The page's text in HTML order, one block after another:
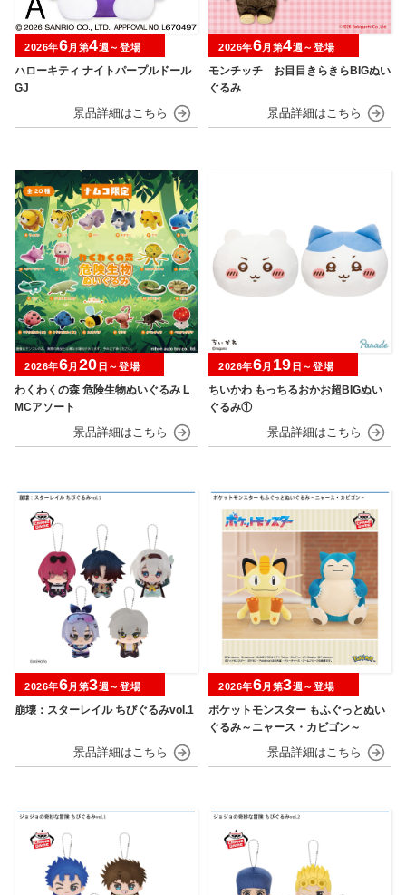
ハローキティ ナイトパープルドール
GJ
2026年6月第4週～登場
モンチッチ お目目きらきらBIGぬい
ぐるみ
2026年6月第4週～登場
わくわくの森 危険生物ぬいぐるみ L
MCアソート
2026年6月 20 日～登場
ちいかわ もっちるおかお超BIGぬい
ぐるみ①
2026年6月 19 日～登場
崩壊：スターレイル ちびぐるみvol.1
2026年6月第3週～登場
ポケットモンスター もふぐっとぬい
ぐるみ～ニャース・カビゴン～
2026年6月第3週～登場